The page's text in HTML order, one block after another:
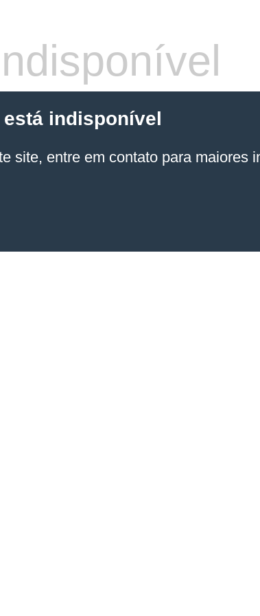
indisponível
site, entre em contato para maiores